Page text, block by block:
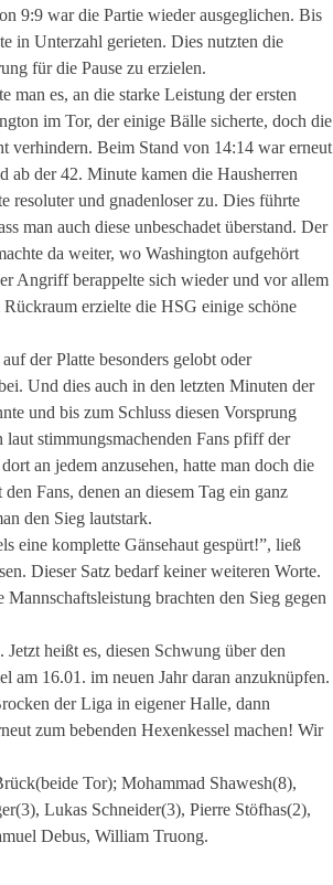
9:9 war die Partie wieder ausgeglichen. Bis
in Unterzahl gerieten. Dies nutzten die
für die Pause zu erzielen.
man es, an die starke Leistung der ersten
im Tor, der einige Bälle sicherte, doch die
verhindern. Beim Stand von 14:14 war erneut
ab der 42. Minute kamen die Hausherren
resoluter und gnadenloser zu. Dies führte
man auch diese unbeschadet überstand. Der
da weiter, wo Washington aufgehört
Angriff berappelte sich wieder und vor allem
erzielte die HSG einige schöne
der Platte besonders gelobt oder
Und dies auch in den letzten Minuten der
und bis zum Schluss diesen Vorsprung
stimmungsmachenden Fans pfiff der
an jedem anzusehen, hatte man doch die
Fans, denen an diesem Tag ein ganz
den Sieg lautstark.
eine komplette Gänsehaut gespürt!”, ließ
Dieser Satz bedarf keiner weiteren Worte.
brachten den Sieg gegen
heißt es, diesen Schwung über den
am 16.01. im neuen Jahr daran anzuknüpfen.
der Liga in eigener Halle, dann
zum bebenden Hexenkessel machen! Wir
Tor); Mohammad Shawesh(8),
Lukas Schneider(3), Pierre Stöfhas(2),
Debus, William Truong.